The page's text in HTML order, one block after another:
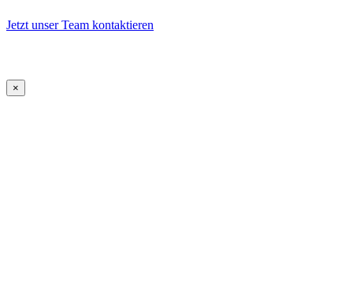
Jetzt unser Team kontaktieren
×